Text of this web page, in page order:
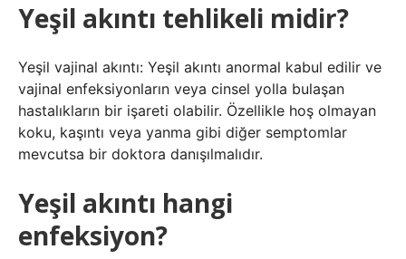
Yeşil akıntı tehlikeli midir?
Yeşil vajinal akıntı: Yeşil akıntı anormal kabul edilir ve
vajinal enfeksiyonların veya cinsel yolla bulaşan
hastalıkların bir işareti olabilir. Özellikle hoş olmayan
koku, kaşıntı veya yanma gibi diğer semptomlar
mevcutsa bir doktora danışılmalıdır.
Yeşil akıntı hangi
enfeksiyon?